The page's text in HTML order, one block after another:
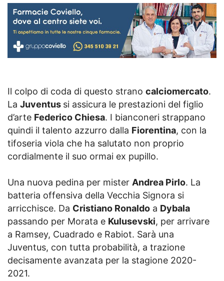
Il colpo di coda di questo strano calciomercato.
La Juventus si assicura le prestazioni del figlio
d’arte Federico Chiesa. I bianconeri strappano
quindi il talento azzurro dalla Fiorentina, con la
tifoseria viola che ha salutato non proprio
cordialmente il suo ormai ex pupillo.
Una nuova pedina per mister Andrea Pirlo. La
batteria offensiva della Vecchia Signora si
arricchisce. Da Cristiano Ronaldo a Dybala
passando per Morata e Kulusevski, per arrivare
a Ramsey, Cuadrado e Rabiot. Sarà una
Juventus, con tutta probabilità, a trazione
decisamente avanzata per la stagione 2020-
2021.